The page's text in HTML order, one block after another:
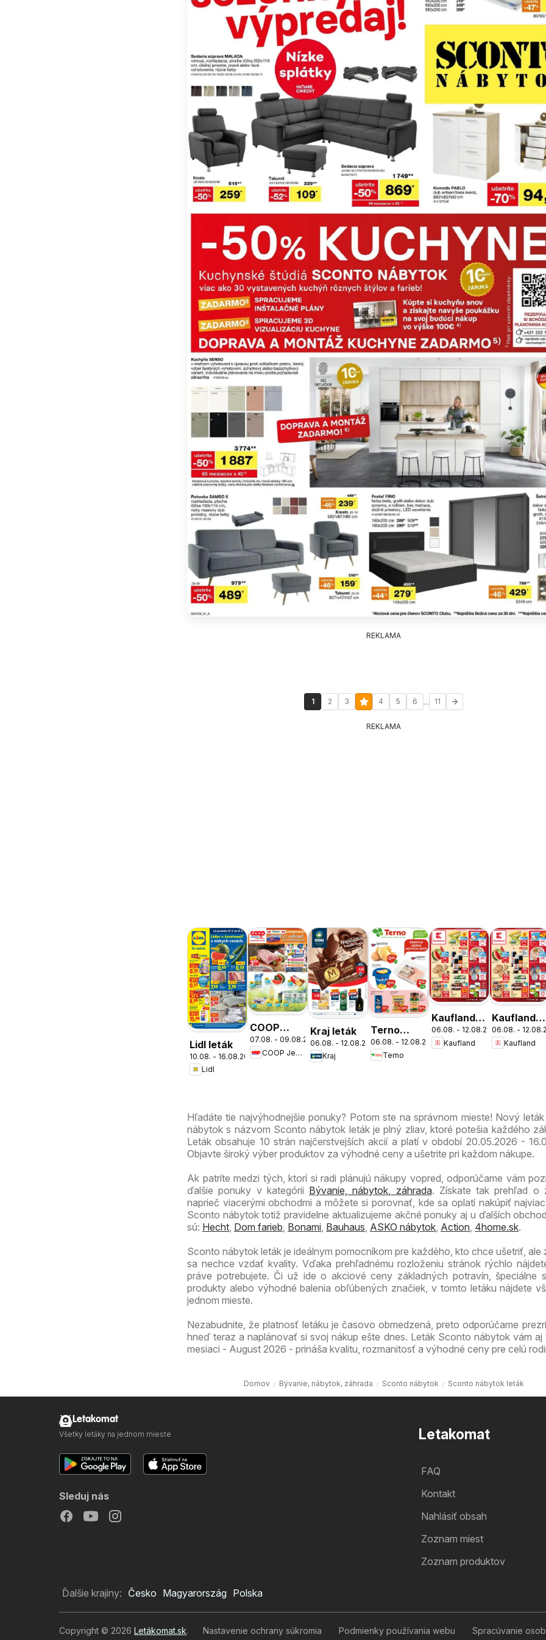
Sconto nábytok leták
Chcem odoberať leták
REKLAMA
1 2 3 4 5 6 ... 11
REKLAMA
Lidl leták
10.08. - 16.08.2026
Lidl
COOP
Jednota
cez víkend
07.08. - 09.08.2026
COOP Jednota
Kraj leták
06.08. - 12.08.2026
Kraj
Terno
leták
06.08. - 12.08.2026
Terno
Kaufland
Bratislava-
Nové
06.08. - 12.08.2026
Kaufland
Kaufland
Bratislava-
Petržalka
06.08. -
Kaufland
Hľadáte tie najvýhodnejšie ponuky? Potom ste na správnom mieste! Nový
nábytok s názvom Sconto nábytok leták je plný zliav, ktoré potešia každého
Leták obsahuje 10 strán najčerstvejších akcií a platí v období 20.05.2026 -
Objavte široký výber produktov za výhodné ceny a ušetrite pri každom nákupe.
Ak patríte medzi tých, ktorí si radi plánujú nákupy vopred, odporúčame vám
ďalšie ponuky v kategórii Bývanie, nábytok, záhrada. Získate tak prehľad o
naprieč viacerými obchodmi a môžete si porovnať, kde sa oplatí nakúpiť
Sconto nábytok totiž pravidelne aktualizujeme akčné ponuky aj u ďalších
sú: Hecht Dom farieb Bonami Bauhaus ASKO nábytok Action 4home.sk.
Sconto nábytok leták je ideálnym pomocníkom pre každého, kto chce ušetriť, ale
sa nechce vzdať kvality. Vďaka prehľadnému rozloženiu stránok rýchlo
práve potrebujete. Či už ide o akciové ceny základných potravín, špeciálne
produkty alebo výhodné balenia obľúbených značiek, v tomto letáku nájdete
jednom mieste.
Nezabudnite, že platnosť letáku je časovo obmedzená, preto odporúčame
hneď teraz a naplánovať si svoj nákup ešte dnes. Leták Sconto nábytok vám aj
mesiaci - August 2026 - prináša kvalitu, rozmanitosť a výhodné ceny pre celú
Domov Bývanie, nábytok, záhrada Sconto nábytok Sconto nábytok leták
Letakomat
FAQ
Kontakt
Nahlásiť obsah
Zoznam miest
Zoznam produktov
Letakomat
Všetky letáky na jednom mieste
Sleduj nás
Ďalšie krajiny: Česko Magyarország Polska
Copyright © 2026 Letákomat.sk. Nastavenie ochrany súkromia Podmienky používania webu Spracúvanie